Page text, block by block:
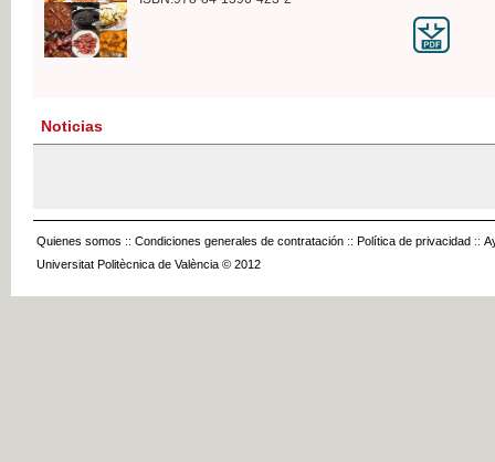
Noticias
Quienes somos :: Condiciones generales de contratación :: Política de privacidad ::
Universitat Politècnica de València © 2012